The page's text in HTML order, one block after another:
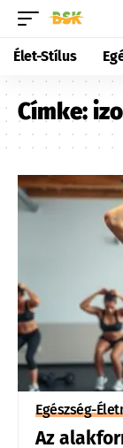
Élet-Stílus
Címke:
Egészség-
Az